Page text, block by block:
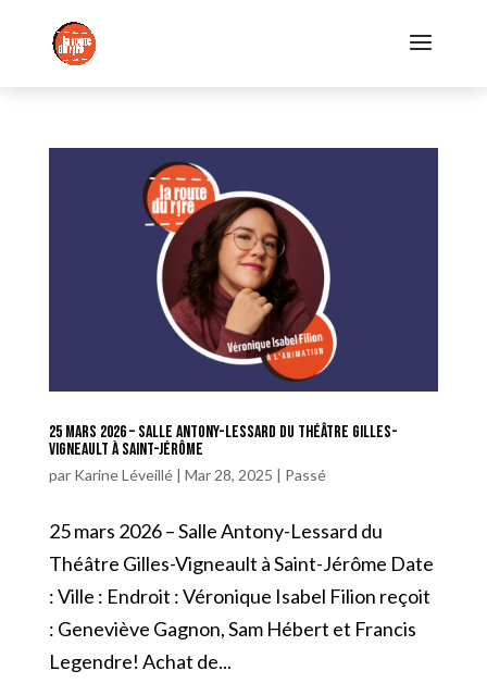
25 mars 2026 – Salle Antony-Lessard du Théâtre Gilles-
Vigneault à Saint-Jérôme
par Karine Léveillé| Mar 28, 2025 | Passé
25 mars 2026 – Salle Antony-Lessard du
Théâtre Gilles-Vigneault à Saint-Jérôme Date
: Ville : Endroit : Véronique Isabel Filion reçoit
: Geneviève Gagnon, Sam Hébert et Francis
Legendre! Achat de...